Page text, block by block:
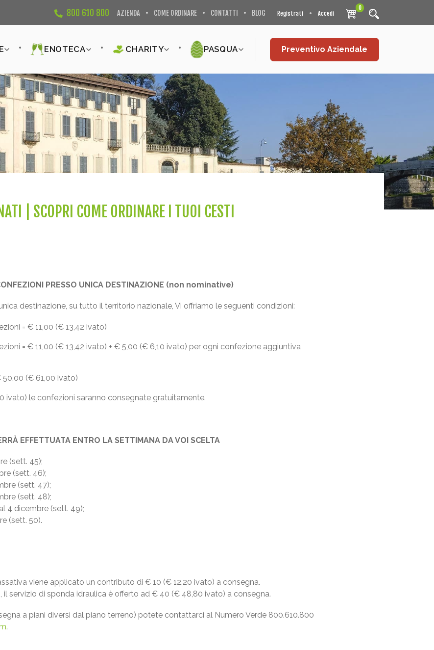
800 610 800 AZIENDA COME ORDINARE CONTATTI BLOG Registrati Accedi
0
ENOTECA CHARITY PASQUA Preventivo Aziendale
| SCOPRI COME ORDINARE I TUOI CESTI
PRESSO UNICA DESTINAZIONE (non nominative)
destinazione, su tutto il territorio nazionale, Vi offriamo le seguenti condizioni:
= € 11,00 (€ 13,42 ivato)
= € 11,00 (€ 13,42 ivato) + € 5,00 (€ 6,10 ivato) per ogni confezione aggiuntiva
50,00 (€ 61,00 ivato)
ivato) le confezioni saranno consegnate gratuitamente.
EFFETTUATA ENTRO LA SETTIMANA DA VOI SCELTA
(sett. 45);
(sett. 46);
(sett. 47);
(sett. 48);
4 dicembre (sett. 49);
(sett. 50).
viene applicato un contributo di € 10 (€ 12,20 ivato) a consegna.
servizio di sponda idraulica è offerto ad € 40 (€ 48,80 ivato) a consegna.
a piani diversi dal piano terreno) potete contattarci al Numero Verde 800.610.800
.